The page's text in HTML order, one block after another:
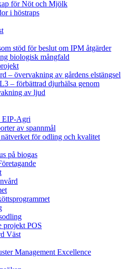
för Nöt och Mjölk
i höstraps
stöd för beslut om IPM åtgärder
biologisk mångfald
– övervakning av gårdens elstängsel
– förbättrad djurhälsa genom
av ljud
EIP-Agri
av spannmål
för odling och kvalitet
på biogas
projekt POS
Väst
Management Excellence